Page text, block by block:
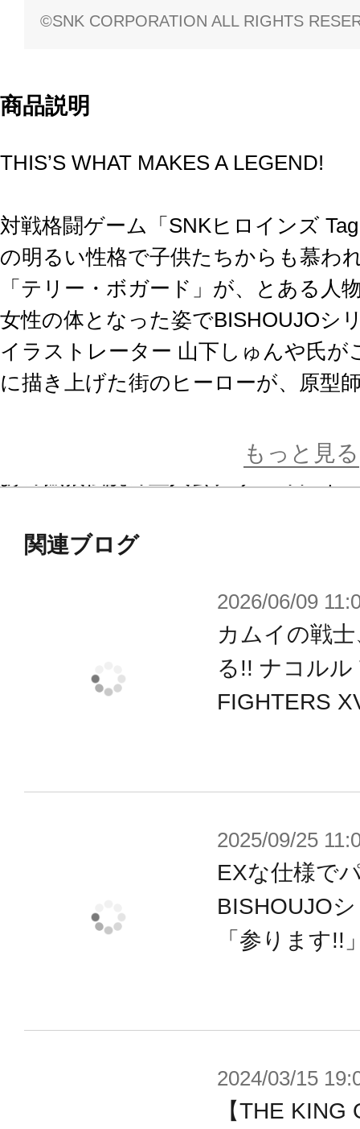
©SNK CORPORATION ALL RIGHTS
商品説明
THIS’S WHAT MAKES A LEGEND!
対戦格闘ゲーム「SNKヒロインズ
の明るい性格で子供たちからも慕わ
「テリー・ボガード」が、とある人
女性の体となった姿でBISHOUJOシ
イラストレーター 山下しゅんや氏
に描き上げた街のヒーローが、原型
イルは踏襲しながら、
キャップのプリントはFATAL FURY
を遂げ、ジーンズはベリーショート
更には、はだけたジャケットと白い
ポージングは、帽子をキュッと被り
あらゆる角度からじっくり見て欲し
台座は、「SNKヒロインズ」での
トフォン、パソコンでコンテンツを
ワールドに、ぜひ足を踏み入れその
もっと見る
関連ブログ
2026/06/09
カムイの戦
る!! ナコルル
FIGHTERS
2025/09/25
EXな仕様で
BISHOUJO
「参ります!!
2024/03/15
【THE